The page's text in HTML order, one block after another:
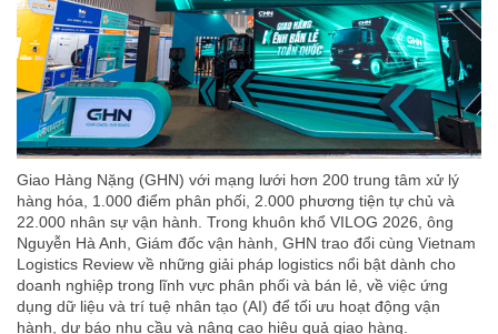
Giao Hàng Nặng (GHN) với mạng lưới hơn 200 trung tâm xử lý
hàng hóa, 1.000 điểm phân phối, 2.000 phương tiện tự chủ và
22.000 nhân sự vận hành. Trong khuôn khổ VILOG 2026, ông
Nguyễn Hà Anh, Giám đốc vận hành, GHN trao đổi cùng Vietnam
Logistics Review về những giải pháp logistics nổi bật dành cho
doanh nghiệp trong lĩnh vực phân phối và bán lẻ, về việc ứng
dụng dữ liệu và trí tuệ nhân tạo (AI) để tối ưu hoạt động vận
hành, dự báo nhu cầu và nâng cao hiệu quả giao hàng.